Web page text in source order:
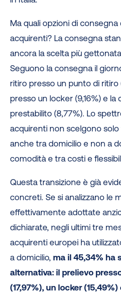
Ma quali opzioni di
acquirenti? La consegna
ancora la scelta più
Seguono la consegna il
ritiro presso un punto di ritiro
presso un locker (9,16%) e
prestabilito (8,77%). Lo
acquirenti non scelgono
anche tra domicilio e non a
comodità e tra costi e
Questa transizione è già
concreti. Se si analizzano le
effettivamente adottate
dichiarate, negli ultimi tre
acquirenti europei ha
a domicilio,ma il 45,34% ha
alternativa: il prelievo
(17,97%), un locker